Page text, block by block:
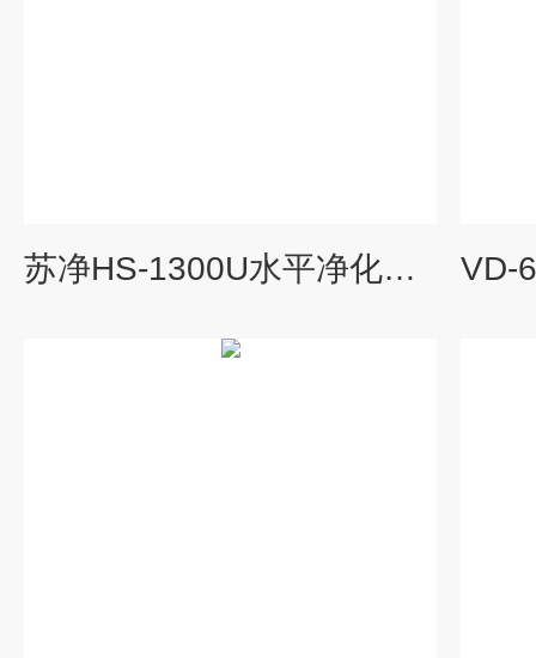
苏净HS-1300U水平净化工作台 超净工作台 无菌工作台